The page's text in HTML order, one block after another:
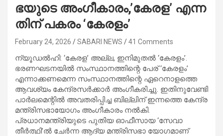
ഭ​യു​ടെ അം​ഗീ​കാ​രം,’കേ​ര​ള’ എ​ന്ന​
തി​ന് പ​ക​രം ‘കേ​ര​ളം’
February 24, 2026 SABARI NEWS 41 Comments
ന്യൂഡൽഹി: ‘കേരള’ അല്ല, ഇനിമുതൽ ‘കേരളം’.
ഭരണഘടനയിൽ സംസ്ഥാനത്തിന്റെ പേര് ‘കേരളം’
എന്നാക്കണമെന്ന സംസ്ഥാനത്തിന്റെ ഏറെനാളത്തെ
ആവശ്യം കേന്ദ്രസർക്കാർ അംഗീകരിച്ചു. ഇതിനുവേണ്ടി
പാർലമെന്റിൽ അവതരിപ്പിച്ച ബില്ലിന് ഇന്നത്തെ കേന്ദ്ര
മന്ത്രിസഭായോഗം അംഗീകാരം നൽകി.
പ്രധാനമന്ത്രിയുടെ പുതിയ ഓഫീസായ ‘സേവാ
തീർത്ഥി’ൽ ചേർന്ന ആദ്യ മന്ത്രിസഭാ യോഗമാണ്